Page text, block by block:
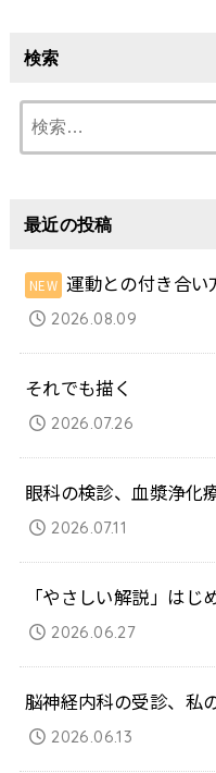
検索
最近の投稿
運動との付き合い
2026.08.09
それでも描く
2026.07.26
眼科の検診、血漿浄化
2026.07.11
「やさしい解説」はじ
2026.06.27
脳神経内科の受診、私
2026.06.13